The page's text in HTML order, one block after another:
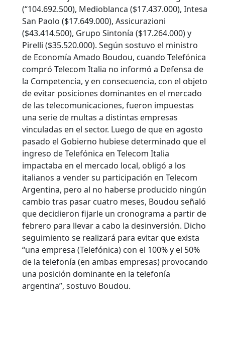
(“104.692.500), Medioblanca ($17.437.000), Intesa
San Paolo ($17.649.000), Assicurazioni
($43.414.500), Grupo Sintonía ($17.264.000) y
Pirelli ($35.520.000). Según sostuvo el ministro
de Economía Amado Boudou, cuando Telefónica
compró Telecom Italia no informó a Defensa de
la Competencia, y en consecuencia, con el objeto
de evitar posiciones dominantes en el mercado
de las telecomunicaciones, fueron impuestas
una serie de multas a distintas empresas
vinculadas en el sector. Luego de que en agosto
pasado el Gobierno hubiese determinado que el
ingreso de Telefónica en Telecom Italia
impactaba en el mercado local, obligó a los
italianos a vender su participación en Telecom
Argentina, pero al no haberse producido ningún
cambio tras pasar cuatro meses, Boudou señaló
que decidieron fijarle un cronograma a partir de
febrero para llevar a cabo la desinversión. Dicho
seguimiento se realizará para evitar que exista
“una empresa (Telefónica) con el 100% y el 50%
de la telefonía (en ambas empresas) provocando
una posición dominante en la telefonía
argentina”, sostuvo Boudou.